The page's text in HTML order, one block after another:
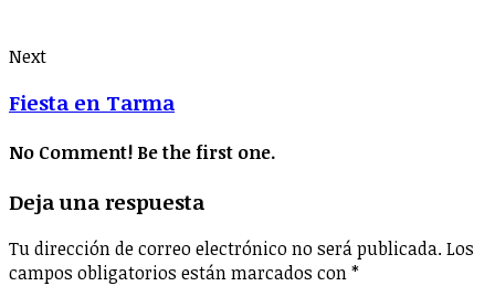
Next
Fiesta en Tarma
No Comment! Be the first one.
Deja una respuesta
Tu dirección de correo electrónico no será publicada.Los
campos obligatorios están marcados con*